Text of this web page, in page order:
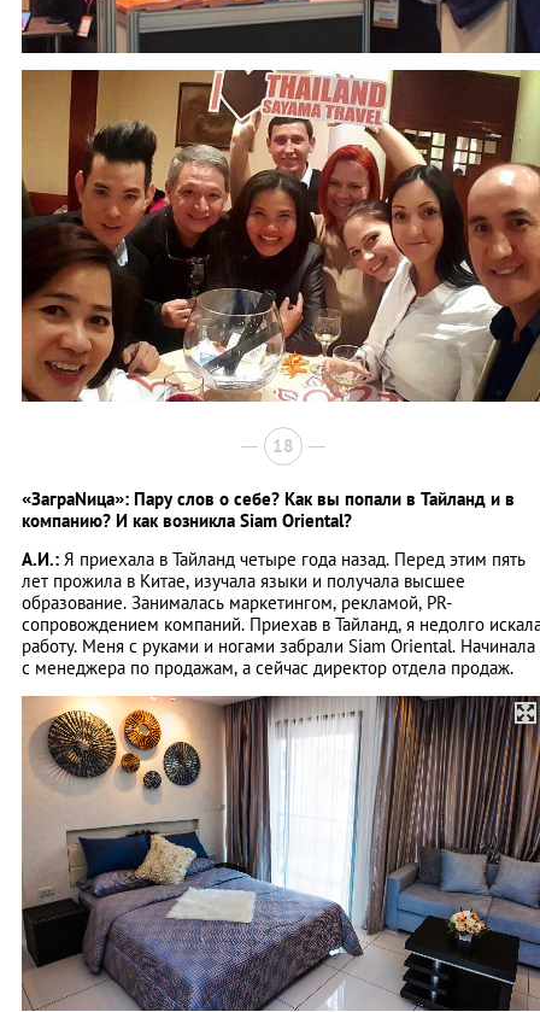
18
«ЗаграNица»: Пару слов о себе? Как вы попали в Тайланд и в
компанию? И как возникла Siam Oriental?
А.И.: Я приехала в Тайланд четыре года назад. Перед этим пять
лет прожила в Китае, изучала языки и получала высшее
образование. Занималась маркетингом, рекламой, PR-
сопровождением компаний. Приехав в Тайланд, я недолго
работу. Меня с руками и ногами забрали Siam Oriental. Начинала
с менеджера по продажам, а сейчас директор отдела продаж.